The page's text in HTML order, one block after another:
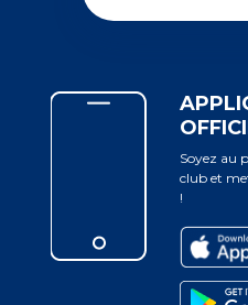
Soyez au
club et
!